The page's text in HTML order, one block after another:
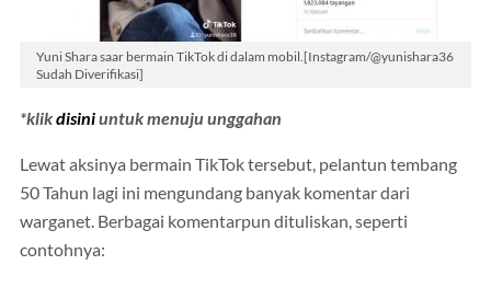
Yuni Shara saar bermain TikTok di dalam mobil.[Instagram/@yunishara36
Sudah Diverifikasi]
*klikdisiniuntuk menuju unggahan
Lewat aksinya bermain TikTok tersebut, pelantun tembang
50 Tahun lagi ini mengundang banyak komentar dari
warganet. Berbagai komentarpun dituliskan, seperti
contohnya: